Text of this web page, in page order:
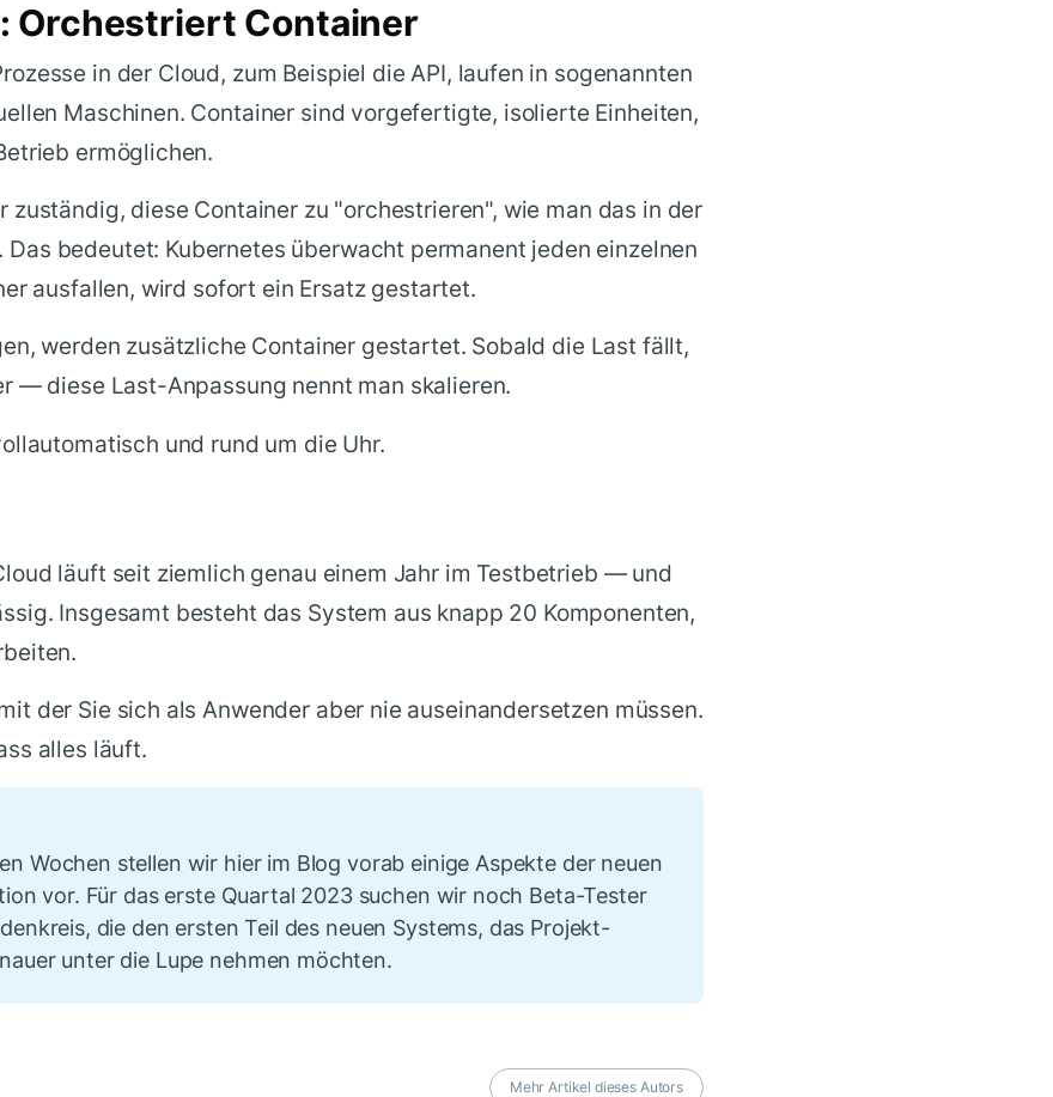
Orchestriert Container
in der Cloud, zum Beispiel die API, laufen in sogenannten
Maschinen. Container sind vorgefertigte, isolierte Einheiten,
ermöglichen.
zuständig, diese Container zu "orchestrieren", wie man das in der
Das bedeutet: Kubernetes überwacht permanent jeden einzelnen
ausfallen, wird sofort ein Ersatz gestartet.
werden zusätzliche Container gestartet. Sobald die Last fällt,
— diese Last-Anpassung nennt man skalieren.
und rund um die Uhr.
läuft seit ziemlich genau einem Jahr im Testbetrieb — und
Insgesamt besteht das System aus knapp 20 Komponenten,
der Sie sich als Anwender aber nie auseinandersetzen müssen.
alles läuft.
Wochen stellen wir hier im Blog vorab einige Aspekte der neuen
vor. Für das erste Quartal 2023 suchen wir noch Beta-Tester
die den ersten Teil des neuen Systems, das Projekt-
unter die Lupe nehmen möchten.
Mehr Artikel dieses Autors